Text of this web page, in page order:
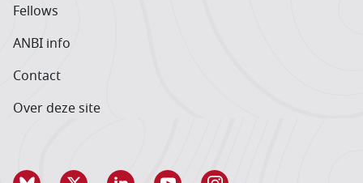
Fellows
ANBI info
Contact
Over deze site